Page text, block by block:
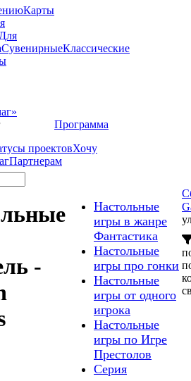
Карты
Для
СувенирныеКлассические
Программа
проектовХочу
Партнерам
-
Настольные
игры в жанре
Фантастика
Настольные
игры про гонки
Настольные
игры от одного
игрока
Настольные
игры по Игре
Престолов
Серия